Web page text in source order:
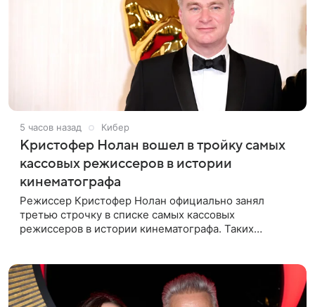
5 часов назад Кибер
Кристофер Нолан вошел в тройку самых
кассовых режиссеров в истории
кинематографа
Режиссер Кристофер Нолан официально занял
третью строчку в списке самых кассовых
режиссеров в истории кинематографа. Таких